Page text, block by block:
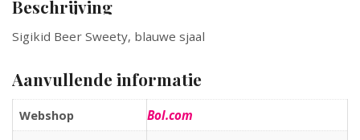
Beschrijving
Sigikid Beer Sweety, blauwe sjaal
Aanvullende informatie
Webshop Bol.com